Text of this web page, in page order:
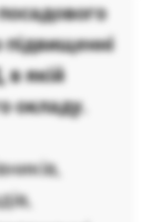
в якій
окладу.